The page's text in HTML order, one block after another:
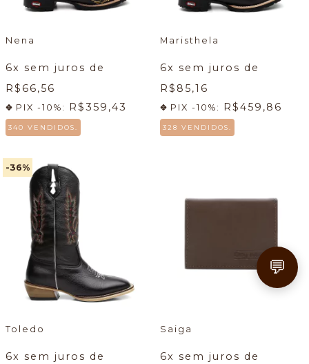
Nena
6x sem juros de
R$66,56
PIX -10%: R$359,43
340 VENDIDOS.
Maristhela
6x sem juros de
R$85,16
PIX -10%: R$459,86
328 VENDIDOS.
-36%
Toledo
6x sem juros de
Saiga
6x sem juros de
💬